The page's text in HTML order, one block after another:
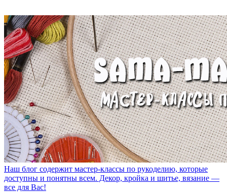
Наш блог содержит мастер-классы по рукоделию, которые
доступны и понятны всем. Декор, кройка и шитье, вязание —
все для Вас!